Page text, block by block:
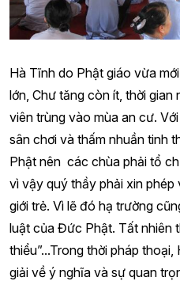
Hà Tĩnh do Phật giáo vừa
lớn, Chư tăng còn ít, thời gian
viên trùng vào mùa an cư.
sân chơi và thấm nhuần tinh
Phật nên các chùa phải tổ
vì vậy quý thầy phải xin
giới trẻ. Vì lẽ đó hạ trường
luật của Đức Phật. Tất nhiên
thiểu”...Trong thời pháp
giải về ý nghĩa và sự quan